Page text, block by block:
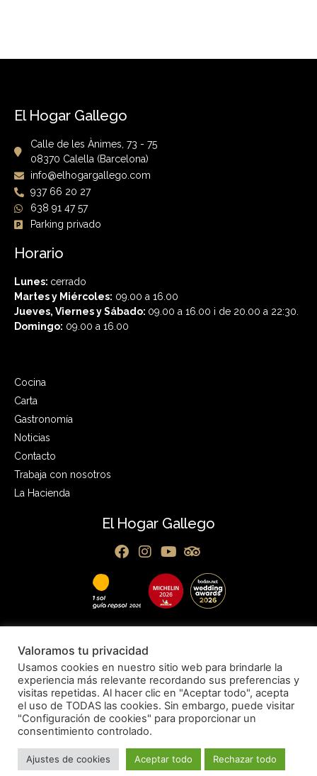
El Hogar Gallego
Calle de les Ànimes, 73 - 75
08370 Calella (Barcelona)
info@elhogargallego.com
937 66 20 27
638 91 47 57
Parking privado
Horario
Lunes: cerrado
Martes y Miércoles: 09.00 a 16.00
Jueves, Viernes y Sábado: 09.00 a 16.00 i de 20.00 a 22:30.
Domingo: 09.00 a 16.00
Cocina
Carta
Gastronomía
Noticias
Contacto
Trabaja con nosotros
La Hacienda
El Hogar Gallego
Diseñado por Projecte Digital / Matarogroc
Valoramos tu privacidad
Usamos cookies en nuestro sitio web para brindarle la
experiencia más relevante recordando sus preferencias y
visitas repetidas. Al hacer clic en "Aceptar todo", acepta
el uso de TODAS las cookies. Sin embargo, puede visitar
"Configuración de cookies" para proporcionar un
consentimiento controlado.
Ajustes de cookies Aceptar todo Rechazar todo